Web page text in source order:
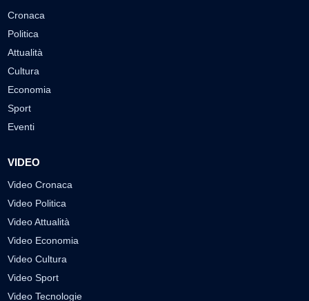
Cronaca
Politica
Attualità
Cultura
Economia
Sport
Eventi
VIDEO
Video Cronaca
Video Politica
Video Attualità
Video Economia
Video Cultura
Video Sport
Video Tecnologie